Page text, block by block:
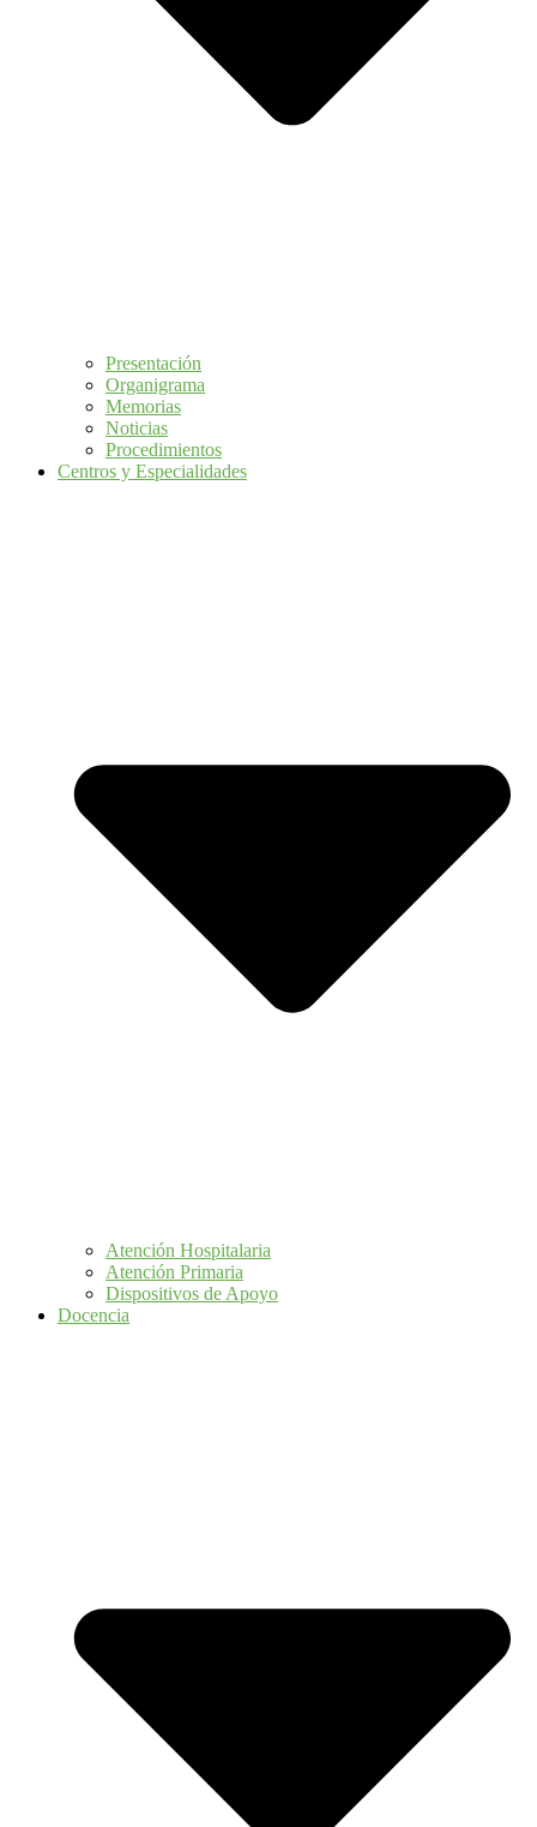
Presentación
Organigrama
Memorias
Noticias
Procedimientos
Centros y Especialidades
Atención Hospitalaria
Atención Primaria
Dispositivos de Apoyo
Docencia